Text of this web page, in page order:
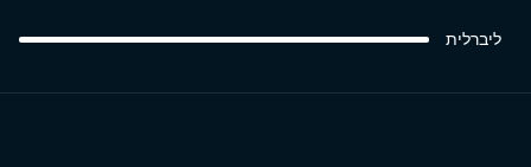
ליברלית